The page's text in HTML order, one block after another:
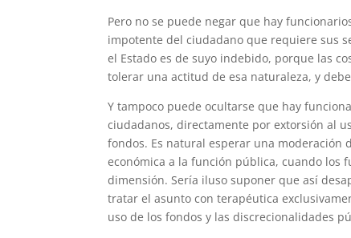
Pero no se puede negar que hay
impotente del ciudadano que requiere sus
el Estado es de suyo indebido, porque las
tolerar una actitud de esa naturaleza, y
Y tampoco puede ocultarse que hay
ciudadanos, directamente por extorsión al
fondos. Es natural esperar una moderación
económica a la función pública, cuando los
dimensión. Sería iluso suponer que así
tratar el asunto con terapéutica
uso de los fondos y las discrecionalidades